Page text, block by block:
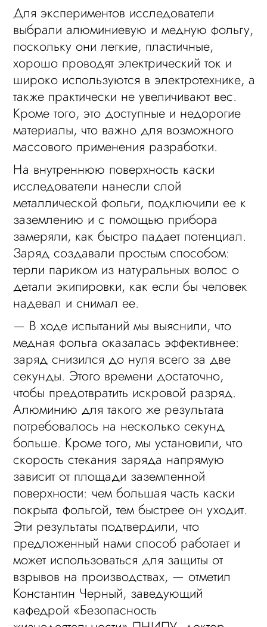
Для экспериментов исследователи
выбрали алюминиевую и медную фольгу,
поскольку они легкие, пластичные,
хорошо проводят электрический ток и
широко используются в электротехнике, а
также практически не увеличивают вес.
Кроме того, это доступные и недорогие
материалы, что важно для возможного
массового применения разработки.
На внутреннюю поверхность каски
исследователи нанесли слой
металлической фольги, подключили ее к
заземлению и с помощью прибора
замеряли, как быстро падает потенциал.
Заряд создавали простым способом:
терли париком из натуральных волос о
детали экипировки, как если бы человек
надевал и снимал ее.
— В ходе испытаний мы выяснили, что
медная фольга оказалась эффективнее:
заряд снизился до нуля всего за две
секунды. Этого времени достаточно,
чтобы предотвратить искровой разряд.
Алюминию для такого же результата
потребовалось на несколько секунд
больше. Кроме того, мы установили, что
скорость стекания заряда напрямую
зависит от площади заземленной
поверхности: чем большая часть каски
покрыта фольгой, тем быстрее он уходит.
Эти результаты подтвердили, что
предложенный нами способ работает и
может использоваться для защиты от
взрывов на производствах, — отметил
Константин Черный, заведующий
кафедрой «Безопасность